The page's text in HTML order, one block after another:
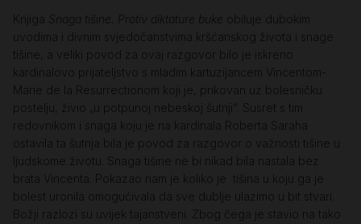
Knjiga Snaga tišine. Protiv diktature buke
obiluje dubokim
uvodima i divnim svjedočanstvima kršćanskog života i snage
tišine, a veliki povod za ovaj razgovor bilo je iskreno
kardinalovo prijateljstvo s mladim kartuzijancem Vincentom-
Marie de la Resurrectionom koji je, prikovan uz bolesničku
postelju, živio „u potpunoj nebeskoj šutnji“. Susret s tim
redovnikom i snaga koju je na kardinala Roberta Saraha
ostavila ta šutnja bila je povod za razgovor o važnosti tišine u
ljudskome životu. Snaga tišine ne bi nikad bila nastala bez
brata Vincenta. Pokazao nam je koliko je tišina u koju ga je
bolest uronila omogućivala da sve dublje ulazimo u bit stvari.
Božji razlozi su uvijek tajanstveni. Zbog čega je stavio na tako